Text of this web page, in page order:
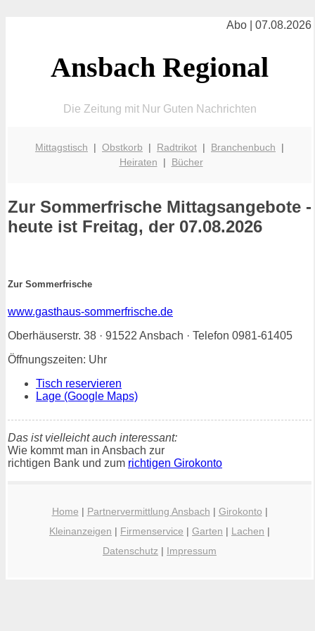
Abo | 07.08.2026
Ansbach Regional
Die Zeitung mit Nur Guten Nachrichten
Mittagstisch | Obstkorb | Radtrikot | Branchenbuch |
Heiraten | Bücher
Zur Sommerfrische Mittagsangebote -
heute ist Freitag, der 07.08.2026
Zur Sommerfrische
www.gasthaus-sommerfrische.de
Oberhäuserstr. 38 · 91522 Ansbach · Telefon 0981-61405
Öffnungszeiten: Uhr
Tisch reservieren
Lage (Google Maps)
Das ist vielleicht auch interessant:
Wie kommt man in Ansbach zur
richtigen Bank und zum richtigen Girokonto
Home | Partnervermittlung Ansbach | Girokonto |
Kleinanzeigen | Firmenservice | Garten | Lachen |
Datenschutz | Impressum